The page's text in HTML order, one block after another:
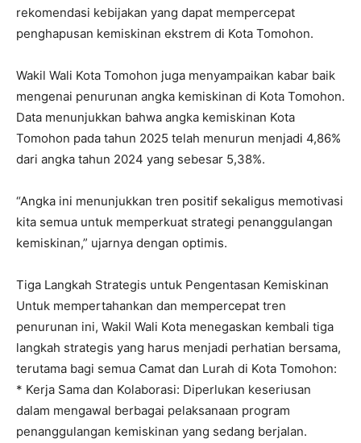
rekomendasi kebijakan yang dapat mempercepat
penghapusan kemiskinan ekstrem di Kota Tomohon.
Wakil Wali Kota Tomohon juga menyampaikan kabar baik
mengenai penurunan angka kemiskinan di Kota Tomohon.
Data menunjukkan bahwa angka kemiskinan Kota
Tomohon pada tahun 2025 telah menurun menjadi 4,86%
dari angka tahun 2024 yang sebesar 5,38%.
“Angka ini menunjukkan tren positif sekaligus memotivasi
kita semua untuk memperkuat strategi penanggulangan
kemiskinan,” ujarnya dengan optimis.
Tiga Langkah Strategis untuk Pengentasan Kemiskinan
Untuk mempertahankan dan mempercepat tren
penurunan ini, Wakil Wali Kota menegaskan kembali tiga
langkah strategis yang harus menjadi perhatian bersama,
terutama bagi semua Camat dan Lurah di Kota Tomohon:
* Kerja Sama dan Kolaborasi: Diperlukan keseriusan
dalam mengawal berbagai pelaksanaan program
penanggulangan kemiskinan yang sedang berjalan.